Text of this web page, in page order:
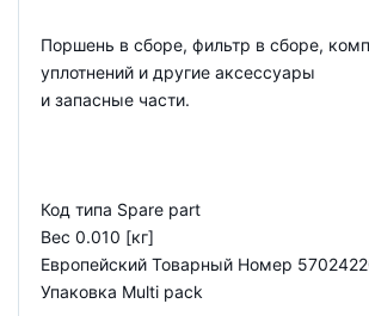
Поршень в сборе, фильтр в сборе,
уплотнений и другие аксессуары
и запасные части.
Код типа Spare part
Вес 0.010 [кг]
Европейский Товарный Номер
Упаковка Multi pack